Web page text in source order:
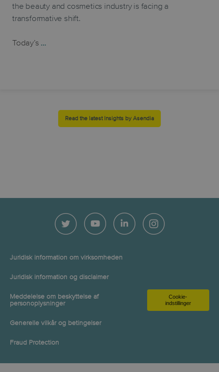
the beauty and cosmetics industry is facing a
transformative shift.
Today’s …
Read the latest Insights by Asendia
Juridisk information om virksomheden
Juridisk information og disclaimer
Meddelelse om beskyttelse af
personoplysninger
Generelle vilkår og betingelser
Fraud Protection
Cookie-
indstillinger